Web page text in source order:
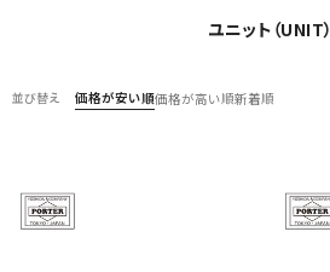
ユニット（UNIT）
並び替え 価格が安い順価格が高い順新着順